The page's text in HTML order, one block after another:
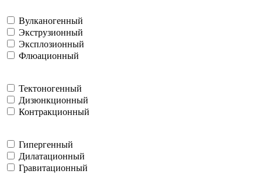
Вулканогенный
Экструзионный
Эксплозионный
Флюационный
Тектоногенный
Дизюнкционный
Контракционный
Гипергенный
Дилатационный
Гравитационный